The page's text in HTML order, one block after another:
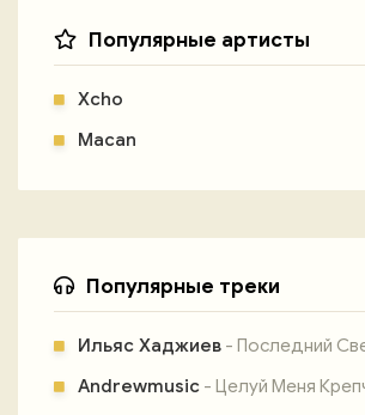
Популярные артисты
Xcho
Macan
Популярные треки
Ильяс Хаджиев - Последний
Andrewmusic - Целуй Меня